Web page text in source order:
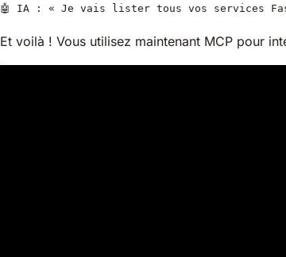
🤖 IA : « Je vais lister tous vos services
Et voilà ! Vous utilisez maintenant MCP pour